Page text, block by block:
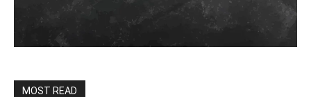
MOST READ